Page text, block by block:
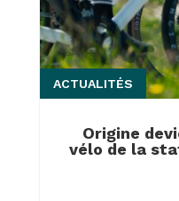
Origine
vélo de la
ACTUALITÉS